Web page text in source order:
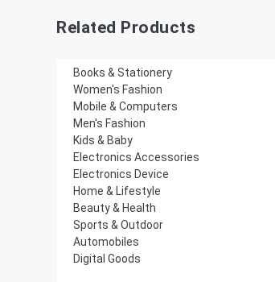
Related Products
Books & Stationery
Women's Fashion
Mobile & Computers
Men's Fashion
Kids & Baby
Electronics Accessories
Electronics Device
Home & Lifestyle
Beauty & Health
Sports & Outdoor
Automobiles
Digital Goods